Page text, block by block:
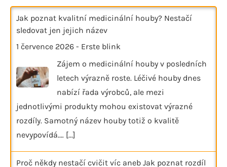
Jak poznat kvalitní medicinální houby? Nestačí
sledovat jen jejich název
1 července 2026 - Erste blink
Zájem o medicinální houby v posledních
letech výrazně roste. Léčivé houby dnes
nabízí řada výrobců, ale mezi
jednotlivými produkty mohou existovat výrazné
rozdíly. Samotný název houby totiž o kvalitě
nevypovídá.… [...]
Proč někdy nestačí cvičit víc aneb Jak poznat rozdíl